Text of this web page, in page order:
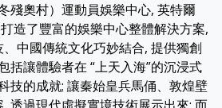
殘奧村）運動員娛樂中心, 英特爾
造了豐富的娛樂中心整體解決方案,
中國傳統文化巧妙結合, 提供獨創
括讓體驗者在 “上天入海”的沉浸式
技的成就; 讓秦始皇兵馬俑、敦煌壁